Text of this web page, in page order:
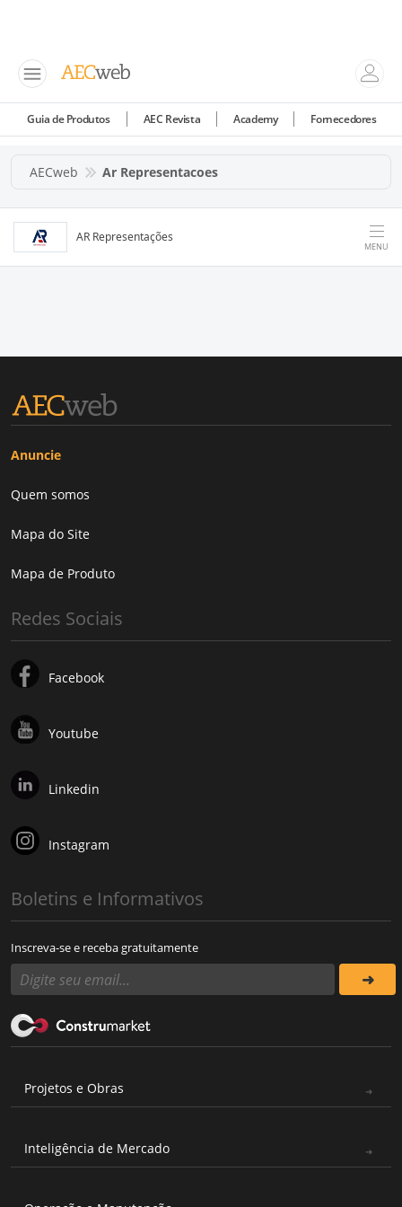
Guia de Produtos AEC Revista Academy Fornecedores
AECweb Ar Representacoes
AR Representações
MENU
Anuncie
Quem somos
Mapa do Site
Mapa de Produto
Redes Sociais
Facebook
Youtube
Linkedin
Instagram
Boletins e Informativos
Inscreva-se e receba gratuitamente
Projetos e Obras
Inteligência de Mercado